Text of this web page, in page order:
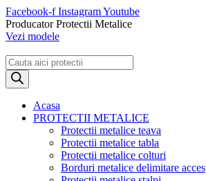
Sari
la
conținut
Facebook-f InstagramYoutube
Producator Protectii Metalice
Vezi modele
Products
search
Acasa
PROTECTII METALICE
Protectii metalice teava
Protectii metalice tabla
Protectii metalice colturi
Borduri metalice delimitare acces